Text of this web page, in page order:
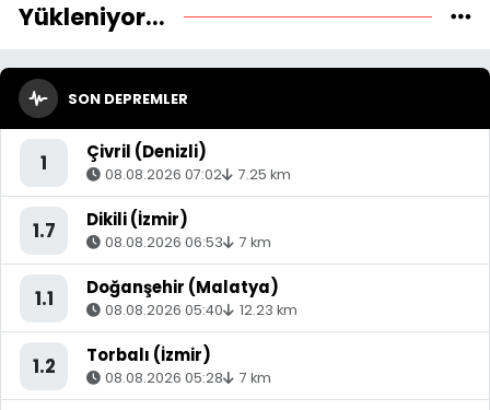
Yükleniyor...
SON DEPREMLER
1 Çivril (Denizli)
08.08.2026 07:02 7.25 km
1.7 Dikili (İzmir)
08.08.2026 06:53 7 km
1.1 Doğanşehir (Malatya)
08.08.2026 05:40 12.23 km
1.2 Torbalı (İzmir)
08.08.2026 05:28 7 km